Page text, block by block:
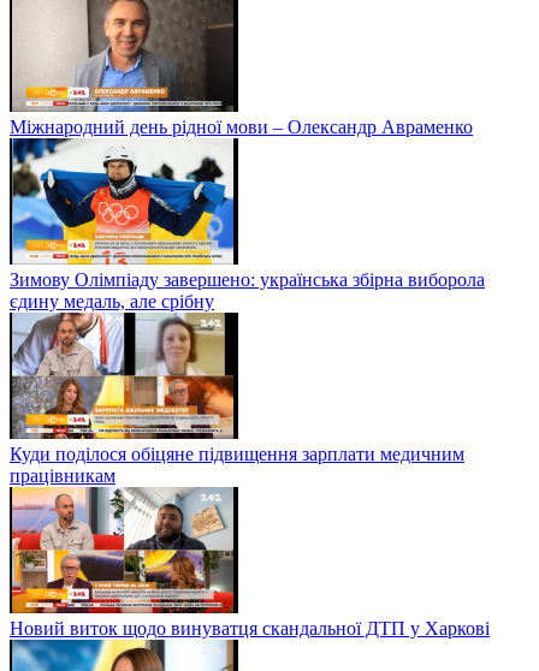
Міжнародний день рідної мови – Олександр Авраменко
Зимову Олімпіаду завершено: українська збірна виборола
єдину медаль, але срібну
Куди поділося обіцяне підвищення зарплати медичним
працівникам
Новий виток щодо винуватця скандальної ДТП у Харкові